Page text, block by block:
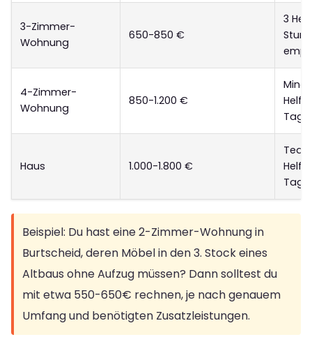
3-Zimmer-
Wohnung
650-850 €
3
4-Zimmer-
Wohnung
850-1.200 €
Tag
Haus 1.000-1.800 €
Tage
Beispiel: Du hast eine 2-Zimmer-Wohnung in
Burtscheid, deren Möbel in den 3. Stock eines
Altbaus ohne Aufzug müssen? Dann solltest du
mit etwa 550-650€ rechnen, je nach genauem
Umfang und benötigten Zusatzleistungen.